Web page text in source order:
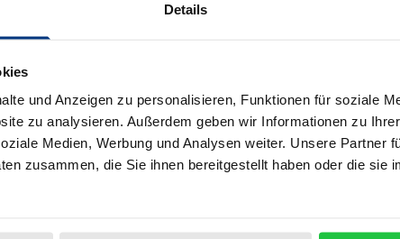
Details
und Anzeigen zu personalisieren, Funktionen für soziale
zu analysieren. Außerdem geben wir Informationen zu
Medien, Werbung und Analysen weiter. Unsere Partner
zusammen, die Sie ihnen bereitgestellt haben oder die sie
Bibliografische Angaben